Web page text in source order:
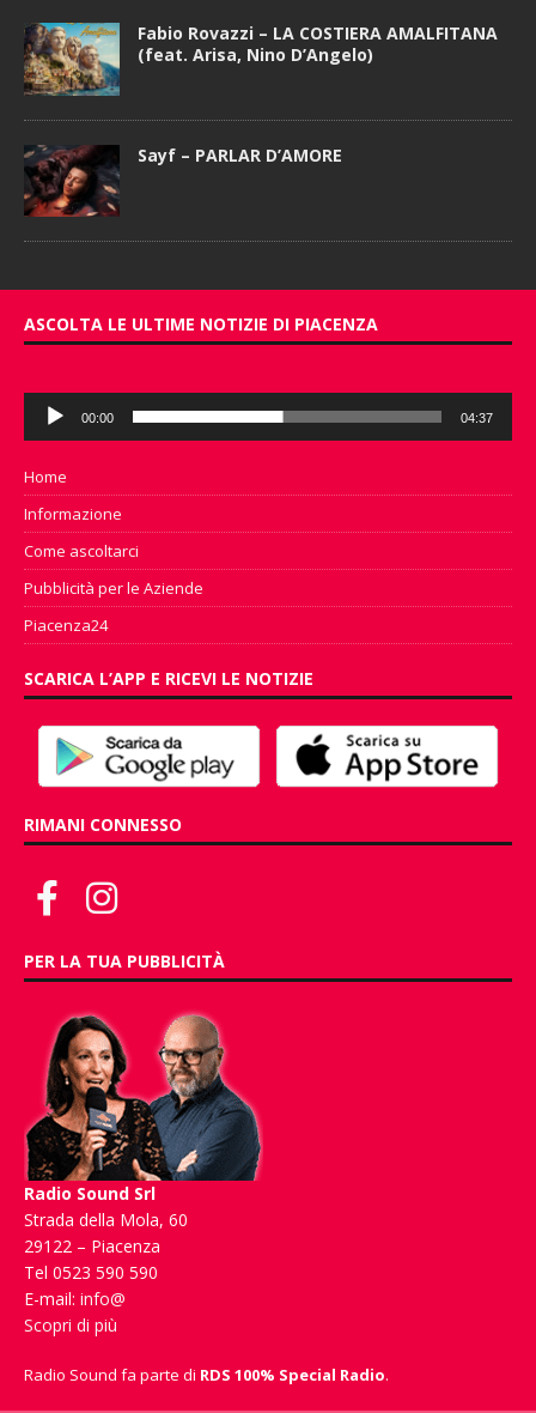
Fabio Rovazzi – LA COSTIERA AMALFITANA
(feat. Arisa, Nino D’Angelo)
Sayf – PARLAR D’AMORE
ASCOLTA LE ULTIME NOTIZIE DI PIACENZA
Audio
Player
00:00 04:37
Home
Informazione
Come ascoltarci
Pubblicità per le Aziende
Piacenza24
SCARICA L’APP E RICEVI LE NOTIZIE
RIMANI CONNESSO
PER LA TUA PUBBLICITÀ
Radio Sound Srl
Strada della Mola, 60
29122 – Piacenza
Tel 0523 590 590
E-mail: info@
Scopri di più
Radio Sound fa parte di RDS 100% Special Radio.